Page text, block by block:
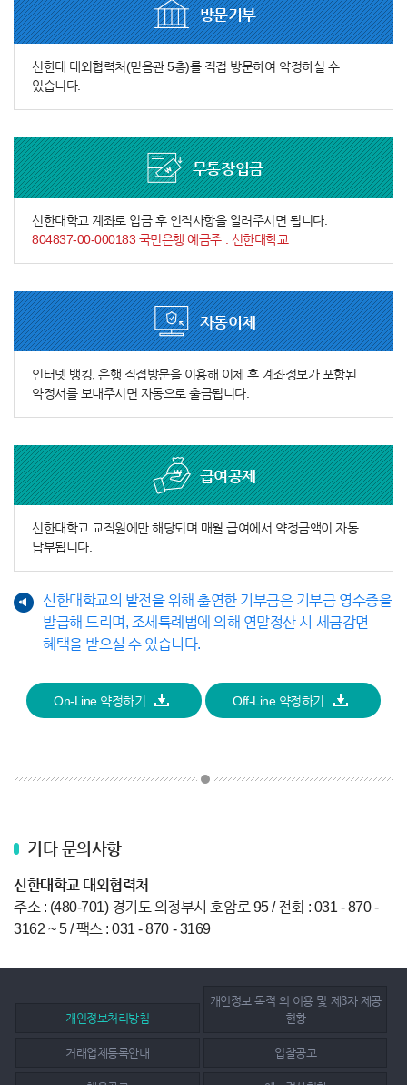
방문기부
신한대 대외협력처(믿음관 5층)를 직접 방문하여 약정하실 수
있습니다.
무통장입금
신한대학교 계좌로 입금 후 인적사항을 알려주시면 됩니다.
804837-00-000183 국민은행 예금주 : 신한대학교
자동이체
인터넷 뱅킹, 은행 직접방문을 이용해 이체 후 계좌정보가 포함된
약정서를 보내주시면 자동으로 출금됩니다.
급여공제
신한대학교 교직원에만 해당되며 매월 급여에서 약정금액이 자동
납부됩니다.
신한대학교의 발전을 위해 출연한 기부금은 기부금 영수증을
발급해 드리며, 조세특례법에 의해 연말정산 시 세금감면
혜택을 받으실 수 있습니다.
On-Line 약정하기 Off-Line 약정하기
기타 문의사항
신한대학교 대외협력처
주소 : (480-701) 경기도 의정부시 호암로 95 / 전화 : 031 - 870 -
3162 ~ 5 / 팩스 : 031 - 870 - 3169
개인정보처리방침
개인정보 목적 외 이용 및 제3자 제공
현황
거래업체등록안내 입찰공고